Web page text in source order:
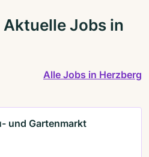
Jobs in
Alle Jobs in Herzberg
und Gartenmarkt